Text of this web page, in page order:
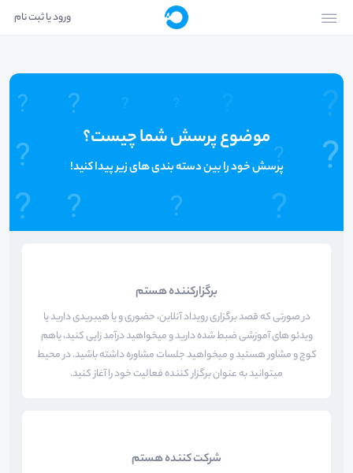
ورود یا ثبت نام
موضوع پرسش شما چیست؟
پرسش خود را بین دسته بندی های زیر پیدا کنید!
برگزارکننده هستم
در صورتی که قصد برگزاری رویداد آنلاین، حضوری و یا هیبریدی دارید یا
ویدئو های آموزشی ضبط شده دارید و میخواهید درآمد زایی کنید، یاهم
کوچ و مشاور هستید و میخواهید جلسات مشاوره داشته باشید. در محیط
میتوانید به عنوان برگزار کننده فعالیت خود را آغاز کنید.
شرکت کننده هستم